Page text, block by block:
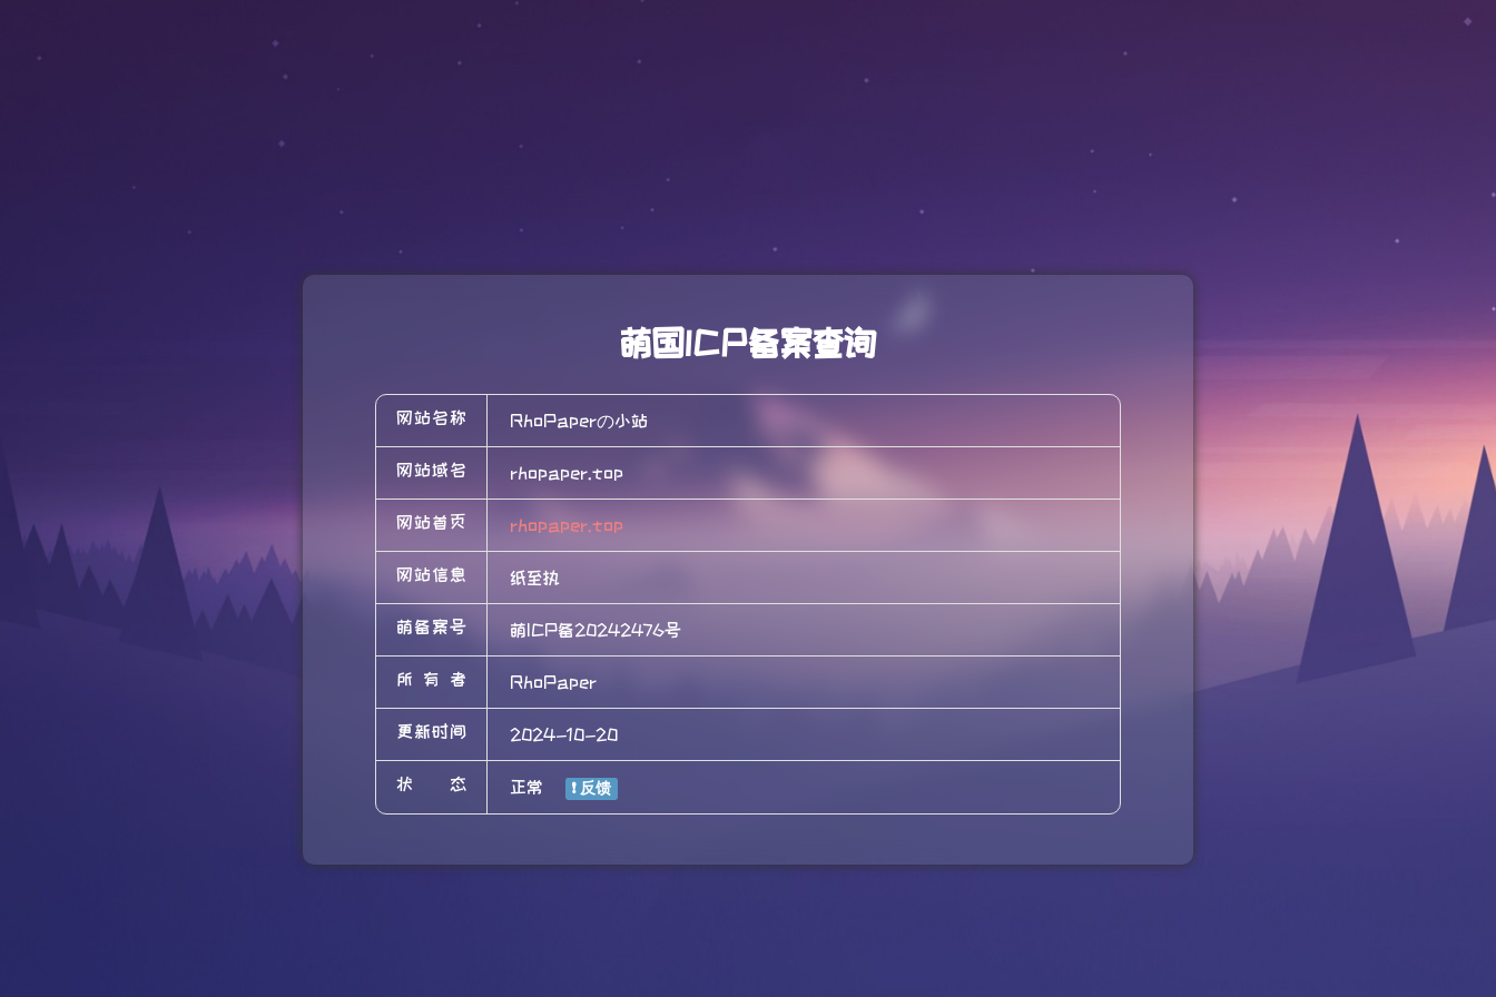
萌国ICP备案查询
网站名称 RhoPaperの小站
网站域名 rhopaper.top
网站首页 rhopaper.top
网站信息 纸至执
萌备案号 萌ICP备20242476号
所有者 RhoPaper
更新时间 2024-10-20
状态 正常